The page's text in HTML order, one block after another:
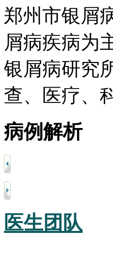
郑州市银屑
屑病疾病为
银屑病研究
查、医疗、
病例解析
医生团队